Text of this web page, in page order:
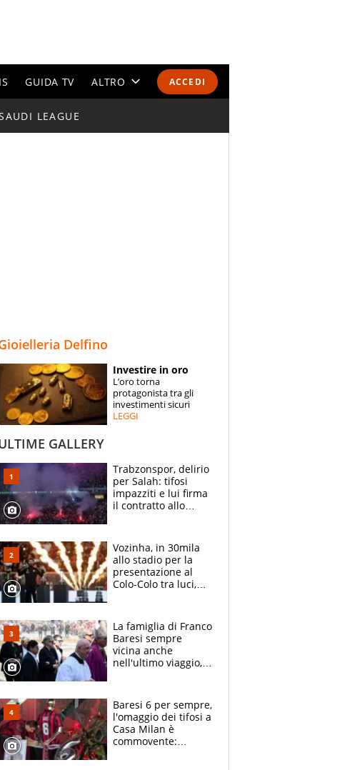
ACCEDI
GUIDA TV ALTRO
ESPERTI
CONTATTI
LEAGUE
Delfino
Investire in oro
L’oro torna
protagonista tra gli
investimenti sicuri
LEGGI
GALLERY
Trabzonspor, delirio
per Salah: tifosi
impazziti e lui firma
il contratto allo
Vozinha, in 30mila
allo stadio per la
presentazione al
Colo-Colo tra luci,
La famiglia di Franco
Baresi sempre
vicina anche
nell'ultimo viaggio,
circondati
dall'affetto dei tifosi
Baresi 6 per sempre,
l'omaggio dei tifosi a
Casa Milan è
commovente: